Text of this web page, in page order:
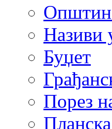
Називи
Буџет
Порез